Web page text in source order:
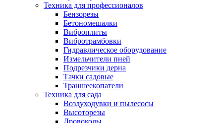
Техника для профессионалов
Бензорезы
Бетономешалки
Виброплиты
Вибротрамбовки
Гидравлическое оборудование
Измельчители пней
Подрезчики дерна
Тачки садовые
Траншеекопатели
Техника для сада
Воздуходувки и пылесосы
Высоторезы
Дровоколы